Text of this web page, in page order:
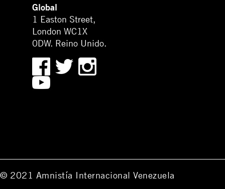
Global
1 Easton Street,
London WC1X
0DW. Reino Unido.
© 2021 Amnistía Internacional Venezuela